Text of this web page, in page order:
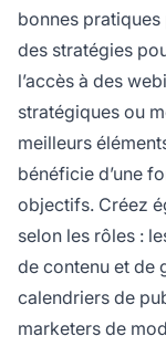
bonnes
des stratégies
l’accès à des
stratégiques ou
meilleurs
bénéficie d’une
objectifs. Créez
selon les rôles :
de contenu et de
calendriers de
marketers de